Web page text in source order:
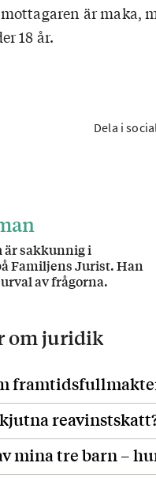
är maka,
18 år.
Dela i
är sakkunnig i
Familjens Jurist. Han
av frågorna.
omjuridik
mina tre barn –